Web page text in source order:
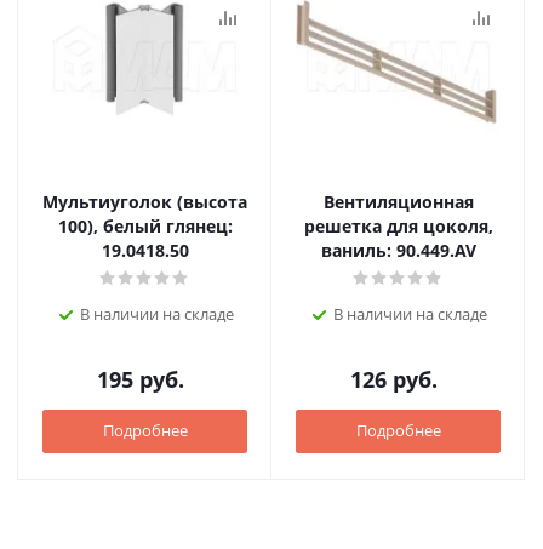
Мультиуголок (высота
100), белый глянец:
19.0418.50
В наличии на складе
195 руб.
Подробнее
Вентиляционная
решетка для цоколя,
ваниль: 90.449.AV
В наличии на складе
126 руб.
Подробнее